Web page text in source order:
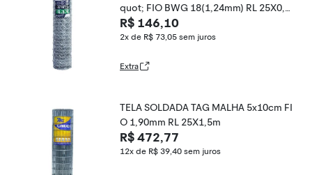
quot; FIO BWG 18(1,24mm) RL 25X0,8
m
R$ 146,10
2x de R$ 73,05 sem juros
Extra
TELA SOLDADA TAG MALHA 5x10cm FI
O 1,90mm RL 25X1,5m
R$ 472,77
12x de R$ 39,40 sem juros